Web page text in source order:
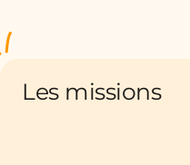
Les missions